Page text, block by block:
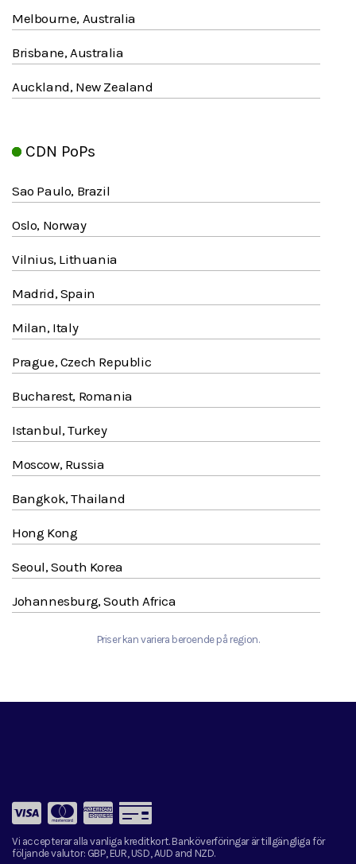
Melbourne, Australia
Brisbane, Australia
Auckland, New Zealand
CDN PoPs
Sao Paulo, Brazil
Oslo, Norway
Vilnius, Lithuania
Madrid, Spain
Milan, Italy
Prague, Czech Republic
Bucharest, Romania
Istanbul, Turkey
Moscow, Russia
Bangkok, Thailand
Hong Kong
Seoul, South Korea
Johannesburg, South Africa
Priser kan variera beroende på region.
Vi accepterar alla vanliga kreditkort. Banköverföringar är tillgängliga för
följande valutor: GBP, EUR, USD, AUD and NZD.